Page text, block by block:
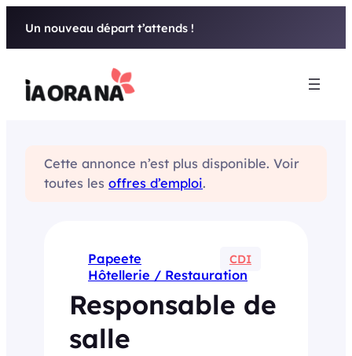
Un nouveau départ t’attends !
Cette annonce n’est plus disponible. Voir
toutes les offres d’emploi.
Papeete CDI
Hôtellerie / Restauration
Responsable de
salle